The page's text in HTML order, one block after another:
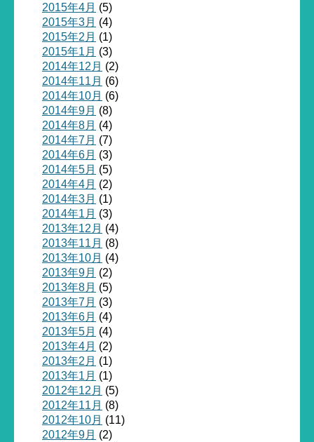
2015年4月 (5)
2015年3月 (4)
2015年2月 (1)
2015年1月 (3)
2014年12月 (2)
2014年11月 (6)
2014年10月 (6)
2014年9月 (8)
2014年8月 (4)
2014年7月 (7)
2014年6月 (3)
2014年5月 (5)
2014年4月 (2)
2014年3月 (1)
2014年1月 (3)
2013年12月 (4)
2013年11月 (8)
2013年10月 (4)
2013年9月 (2)
2013年8月 (5)
2013年7月 (3)
2013年6月 (4)
2013年5月 (4)
2013年4月 (2)
2013年2月 (1)
2013年1月 (1)
2012年12月 (5)
2012年11月 (8)
2012年10月 (11)
2012年9月 (2)